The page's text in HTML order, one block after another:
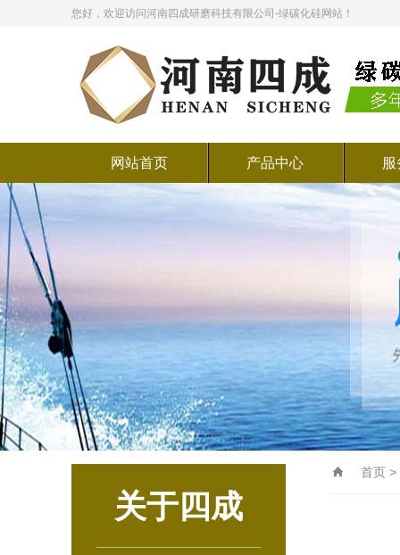
您好，欢迎访问河南四成研磨科技有限公司-绿碳化硅网站！
网站首页 产品中心
关于四成
首页 >